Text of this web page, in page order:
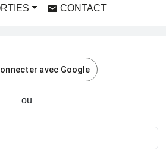
email CONTACT
avec Google
ou